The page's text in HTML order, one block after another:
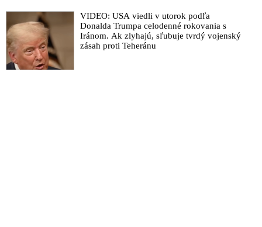
VIDEO: USA viedli v utorok podľa
Donalda Trumpa celodenné rokovania s
Iránom. Ak zlyhajú, sľubuje tvrdý vojenský
zásah proti Teheránu